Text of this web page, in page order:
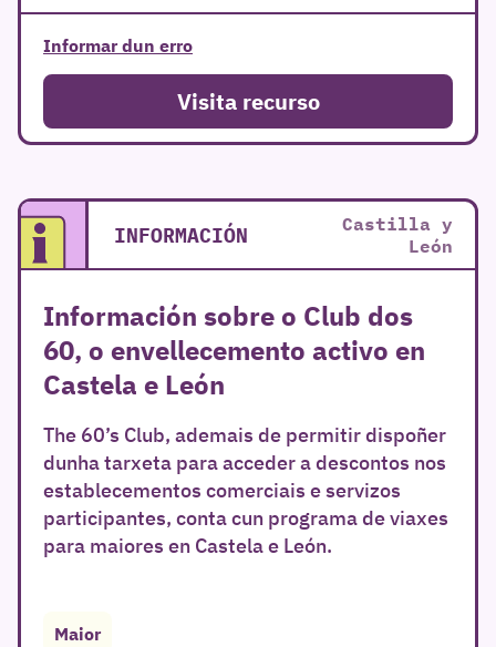
Informar dun erro
Visita recurso
INFORMACIÓN
Castilla y
León
Información sobre o Club dos
60, o envellecemento activo en
Castela e León
The 60’s Club, ademais de permitir dispoñer
dunha tarxeta para acceder a descontos nos
establecementos comerciais e servizos
participantes, conta cun programa de viaxes
para maiores en Castela e León.
Maior